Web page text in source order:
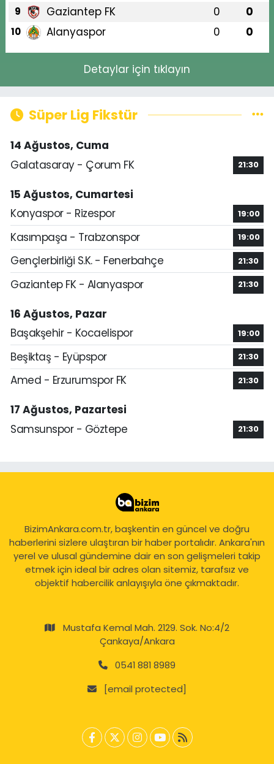
9 Gaziantep FK 0 0
10 Alanyaspor 0 0
Detaylar için tıklayın
Süper Lig Fikstür
14 Ağustos, Cuma
Galatasaray - Çorum FK
21:30
15 Ağustos, Cumartesi
Konyaspor - Rizespor
19:00
Kasımpaşa - Trabzonspor 19:00
Gençlerbirliği S.K. - Fenerbahçe 21:30
Gaziantep FK - Alanyaspor 21:30
16 Ağustos, Pazar
Başakşehir - Kocaelispor
19:00
Beşiktaş - Eyüpspor 21:30
Amed - Erzurumspor FK 21:30
17 Ağustos, Pazartesi
Samsunspor - Göztepe
21:30
BizimAnkara.com.tr, başkentin en güncel ve doğru
haberlerini sizlere ulaştıran bir haber portalıdır. Ankara'nın
yerel ve ulusal gündemine dair en son gelişmeleri takip
etmek için ideal bir adres olan sitemiz, tarafsız ve
objektif habercilik anlayışıyla öne çıkmaktadır.
Mustafa Kemal Mah. 2129. Sok. No:4/2
Çankaya/Ankara
0541 881 8989
[email protected]